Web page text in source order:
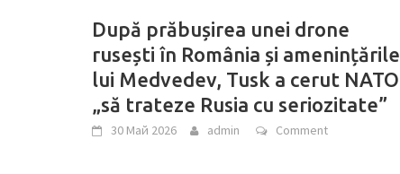
După prăbușirea unei drone
rusești în România și amenințările
lui Medvedev, Tusk a cerut NATO
„să trateze Rusia cu seriozitate”
30 Май 2026 admin Comment